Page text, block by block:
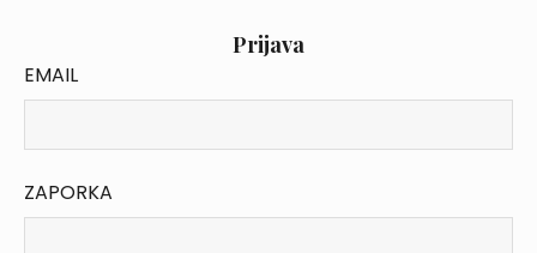
Prijava
EMAIL
ZAPORKA